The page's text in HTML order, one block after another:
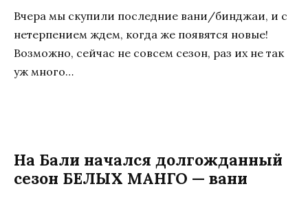
Вчера мы скупили последние вани/бинджаи, и с
нетерпением ждем, когда же появятся новые!
Возможно, сейчас не совсем сезон, раз их не так
уж много…
На Бали начался долгожданный
сезон БЕЛЫХ МАНГО — вани